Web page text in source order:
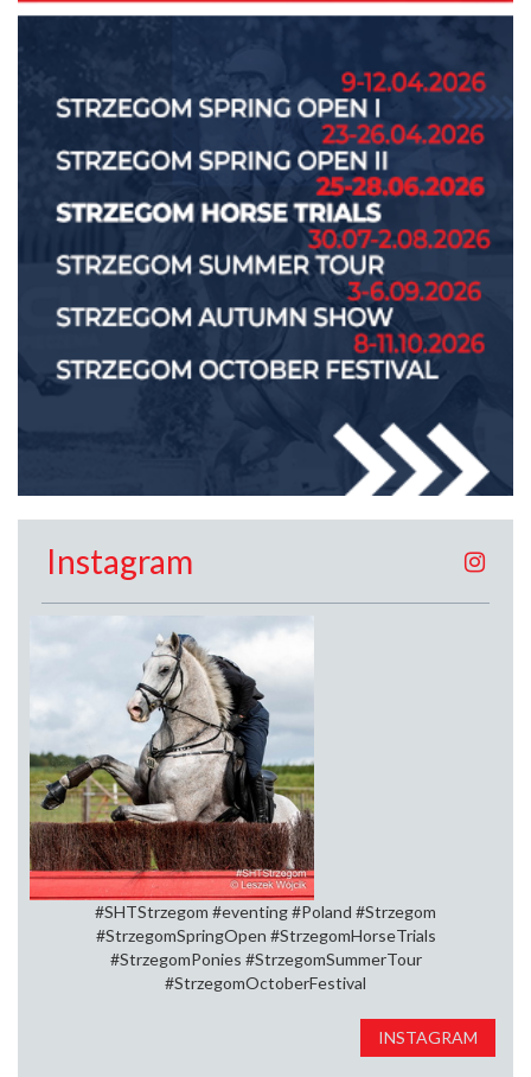
Instagram
#SHTStrzegom #eventing #Poland #Strzegom
#StrzegomSpringOpen⁠ #StrzegomHorseTrials⁠
#StrzegomPonies #StrzegomSummerTour⁠
#StrzegomOctoberFestival
INSTAGRAM